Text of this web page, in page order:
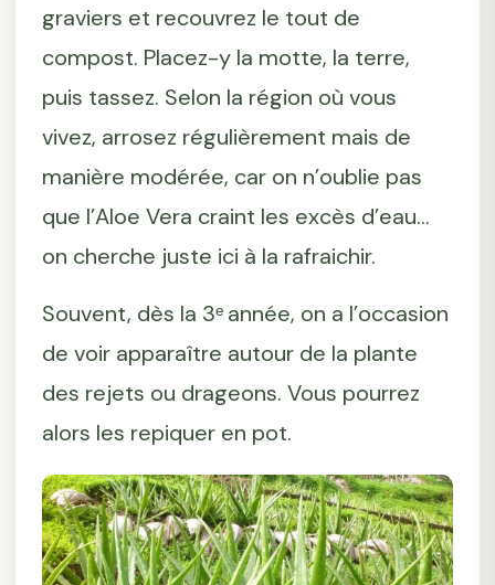
graviers et recouvrez le tout de
compost. Placez-y la motte, la terre,
puis tassez. Selon la région où vous
vivez, arrosez régulièrement mais de
manière modérée, car on n’oublie pas
que l’Aloe Vera craint les excès d’eau…
on cherche juste ici à la rafraichir.
Souvent, dès la 3ᵉ année, on a l’occasion
de voir apparaître autour de la plante
des rejets ou drageons. Vous pourrez
alors les repiquer en pot.